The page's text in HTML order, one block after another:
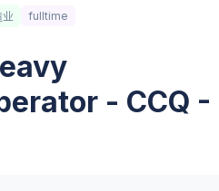
业 fulltime
- CCQ -